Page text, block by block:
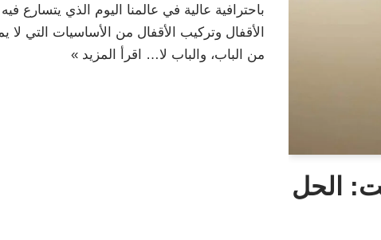
الحل
باحترافية عالية في عالمنا اليوم الذي
الأقفال وتركيب الأقفال من الأساسيات التي لا
من الباب، والباب لا…
اقرأ المزيد »